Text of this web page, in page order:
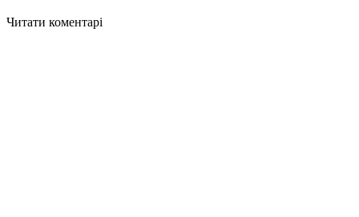
Читати коментарі